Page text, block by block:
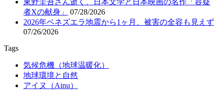
者Xの献身」
07/28/2026
2026年ベネズエラ地震から1ヶ月、被害の全容も見えず
07/26/2026
Tags
気候危機（地球温暖化）
地球環境と自然
アイヌ（Ainu）